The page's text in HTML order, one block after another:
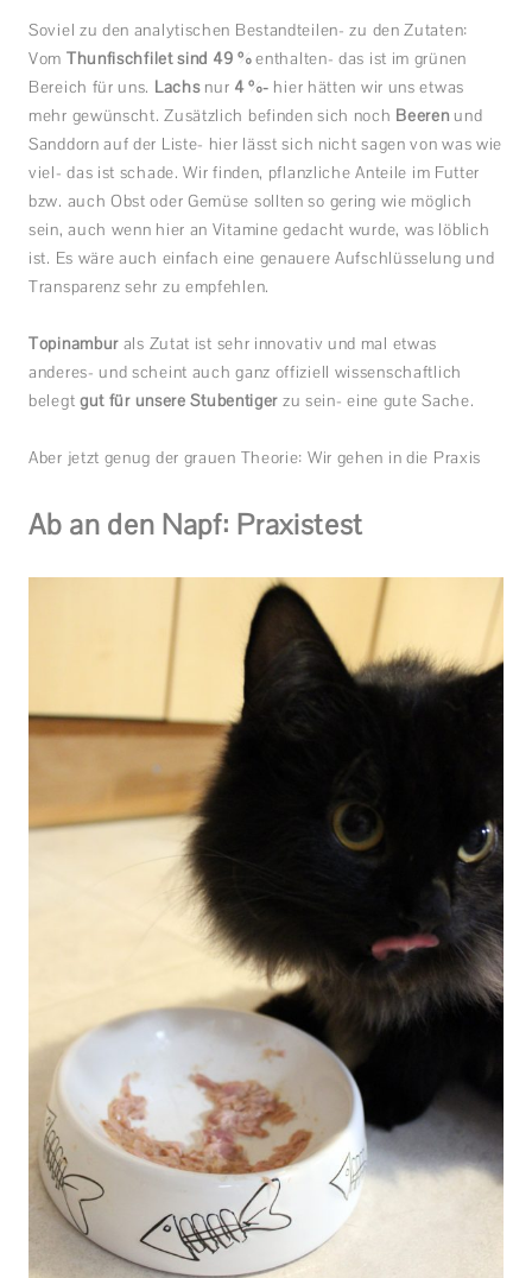
Soviel zu den analytischen Bestandteilen- zu den Zutaten:
Vom Thunfischfilet sind 49 %enthalten- das ist im grünen
Bereich für uns. Lachsnur 4 %- hier hätten wir uns etwas
mehr gewünscht. Zusätzlich befinden sich noch Beeren und
Sanddorn auf der Liste- hier lässt sich nicht sagen von was wie
viel- das ist schade. Wir finden, pflanzliche Anteile im Futter
bzw. auch Obst oder Gemüse sollten so gering wie möglich
sein, auch wenn hier an Vitamine gedacht wurde, was löblich
ist. Es wäre auch einfach eine genauere Aufschlüsselung und
Transparenz sehr zu empfehlen.
Topinambur als Zutat ist sehr innovativ und mal etwas
anderes- und scheint auch ganz offiziell wissenschaftlich
belegt gut für unsere Stubentiger zu sein- eine gute Sache.
Aber jetzt genug der grauen Theorie: Wir gehen in die Praxis
Ab an den Napf: Praxistest